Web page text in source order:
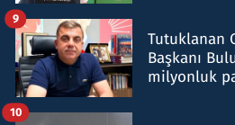
Tutuklanan
Başkanı
milyonluk
9
10